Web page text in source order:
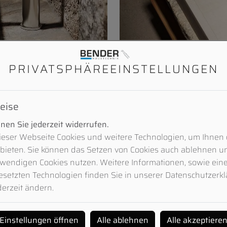
von KWC edle Eleganz.
der Umgebung auf und fügt sich
Gerade bei natürlichen
Trümpfe als authentischer
widerstandsfähig
KWC AVA E aktuelle Trends und Bedürfnisse der
Haftgrund und lässt sich einfach reinigen. So erfüllt
genutzten Kontaktflächen wie dem Waschtisch.
und abriebfesten Oberfläche.
KWC AVA E fügt sich optimal in alle Stilwelten ein und
PRIVATSPHÄRE­EINSTELLUNGEN
Sie jederzeit widerrufen.
Webseite Cookies und weitere Technologien, um
Sie können das Setzen von Cookies auch ablehnen
Cookies nutzen. Weitere Informationen, sowie
Technologien finden Sie in unserer
ändern.
Einstellungen öffnen Alle ablehnen Alle akzeptieren